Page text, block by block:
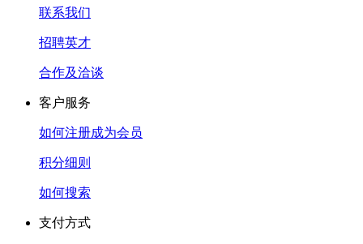
联系我们
招聘英才
合作及洽谈
客户服务
如何注册成为会员
积分细则
如何搜索
支付方式